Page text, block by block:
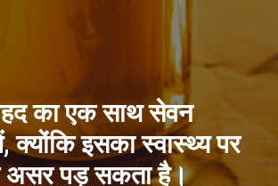
का एक साथ सेवन
इसका स्वास्थ्य पर
नकारात्मक असर पड़ सकता है।